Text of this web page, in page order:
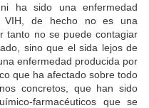
ha sido una enfermedad
VIH, de hecho no es una
tanto no se puede contagiar
sino que el sida lejos de
enfermedad producida por
que ha afectado sobre todo
concretos, que han sido
farmacéuticos que se